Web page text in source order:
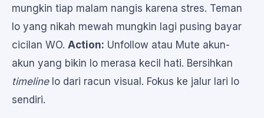
mungkin tiap malam nangis karena stres. Teman
lo yang nikah mewah mungkin lagi pusing bayar
cicilan WO. Action: Unfollow atau Mute akun-
akun yang bikin lo merasa kecil hati. Bersihkan
timelinelo dari racun visual. Fokus ke jalur lari lo
sendiri.